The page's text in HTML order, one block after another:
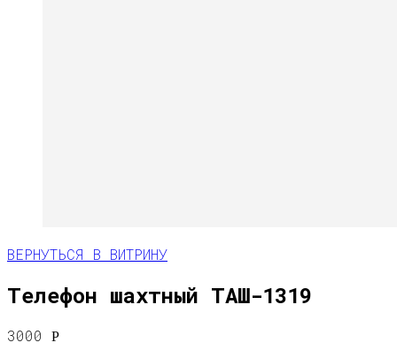
ВЕРНУТЬСЯ В ВИТРИНУ
Телефон шахтный ТАШ-1319
3000 Р